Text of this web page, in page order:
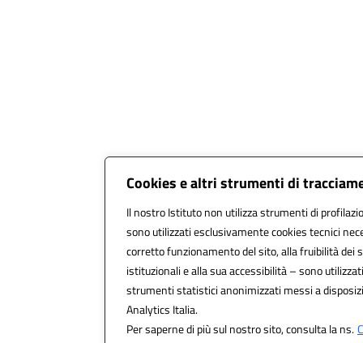
Cookies e altri strumenti di
Il nostro Istituto non utilizza strumenti di
sono utilizzati esclusivamente cookies tecnici
corretto funzionamento del sito, alla fruibilità dei
istituzionali e alla sua accessibilità – sono
strumenti statistici anonimizzati messi a
Analytics Italia.
Per saperne di più sul nostro sito, consulta la ns.